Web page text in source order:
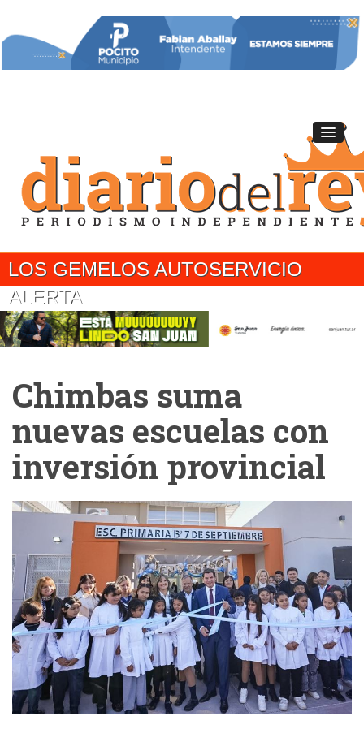
LOS GEMELOS AUTOSERVICIO
ALERTA
Chimbas suma
nuevas escuelas con
inversión provincial